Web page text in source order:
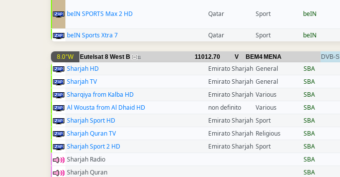
beIN SPORTS Max 2 HD Qatar Sport beIN
beIN Sports Xtra 7 Qatar Sport beIN
8.0°W Eutelsat 8 West B 11 11012.70 V BEM4MENA DVB-S
Sharjah HD Emirato Sharjah General SBA
Sharjah TV
Emirato Sharjah General SBA
Sharqiya from Kalba HD
Emirato Sharjah Various SBA
Al Wousta from Al Dhaid HD
non definito Various SBA
Sharjah Sport HD
Emirato Sharjah Sport SBA
Sharjah Quran TV
Emirato Sharjah Religious SBA
Sharjah Sport 2 HD
Emirato Sharjah Sport SBA
Sharjah Radio
SBA
Sharjah Quran
SBA